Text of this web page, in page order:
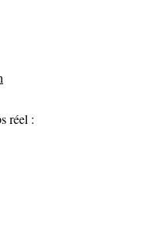
réel :